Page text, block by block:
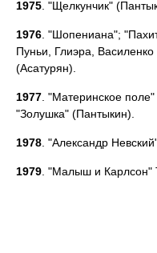
1975 . "Щелкунчик"
1976 . "Шопениана";
Пуньи, Глиэра,
(Асатурян).
1977 . "Материнское
"Золушка" (Пантыкин).
1978 . "Александр
1979 . "Малыш и Карлсон"